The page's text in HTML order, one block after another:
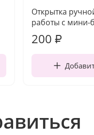
Открытка
работы с мини-
200 ₽